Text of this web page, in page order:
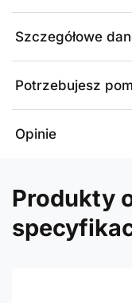
Szczegółowe
Potrzebujesz
Opinie
Produkty